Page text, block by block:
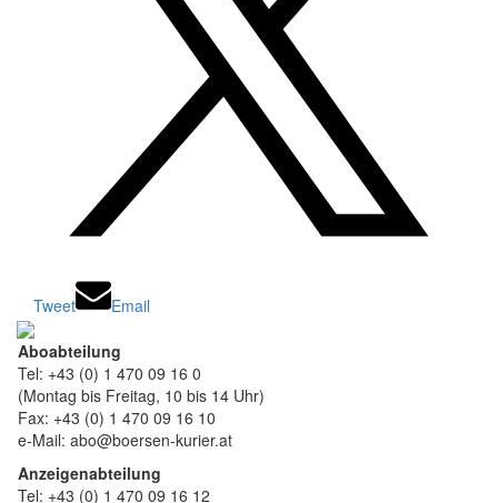
Tweet Email
Aboabteilung
Tel: +43 (0) 1 470 09 16 0
(Montag bis Freitag, 10 bis 14 Uhr)
Fax: +43 (0) 1 470 09 16 10
e-Mail: abo@boersen-kurier.at
Anzeigenabteilung
Tel: +43 (0) 1 470 09 16 12